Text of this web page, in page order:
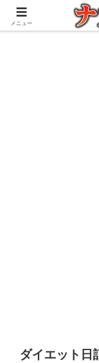
アウトドアとガジ
ダイエット日
メニュー